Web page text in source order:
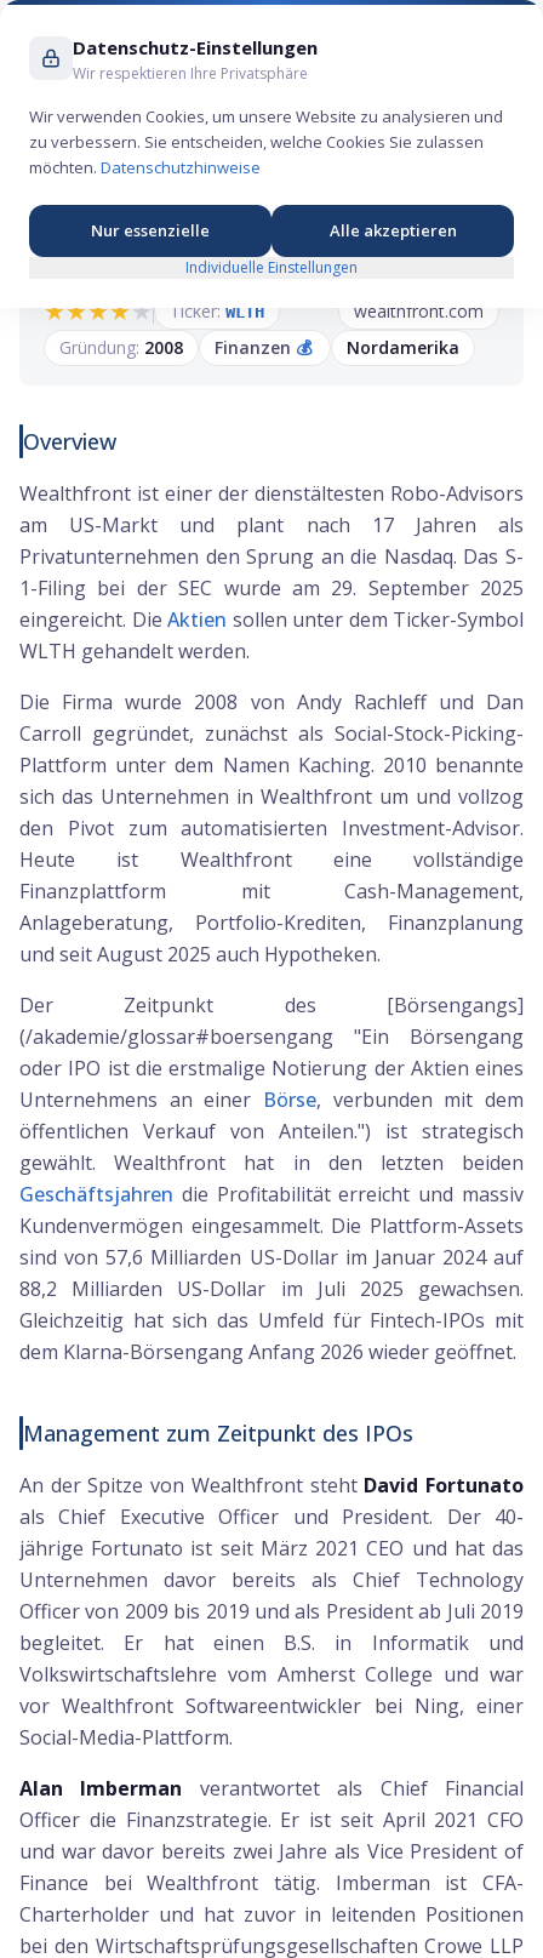
Suche ...
Wealthfront IPO: Robo-Advisor für Digital
Natives strebt an die Nasdaq
★★★★★ Ticker: WLTH
wealthfront.com
Gründung: 2008 Finanzen 💰 Nordamerika
Overview
Wealthfront ist einer der dienstältesten Robo-Advisors
am US-Markt und plant nach 17 Jahren als
Privatunternehmen den Sprung an die Nasdaq. Das S-
1-Filing bei der SEC wurde am 29. September 2025
eingereicht. Die Aktien sollen unter dem Ticker-Symbol
WLTH gehandelt werden.
Die Firma wurde 2008 von Andy Rachleff und Dan
Carroll gegründet, zunächst als Social-Stock-Picking-
Plattform unter dem Namen Kaching. 2010 benannte
sich das Unternehmen in Wealthfront um und vollzog
den Pivot zum automatisierten Investment-Advisor.
Heute ist Wealthfront eine vollständige
Finanzplattform mit Cash-Management,
Anlageberatung, Portfolio-Krediten, Finanzplanung
und seit August 2025 auch Hypotheken.
Der Zeitpunkt des [Börsengangs]
(/akademie/glossar#boersengang "Ein Börsengang
oder IPO ist die erstmalige Notierung der Aktien eines
Unternehmens an einer Börse, verbunden mit dem
öffentlichen Verkauf von Anteilen.") ist strategisch
gewählt. Wealthfront hat in den letzten beiden
Geschäftsjahren die Profitabilität erreicht und massiv
Kundenvermögen eingesammelt. Die Plattform-Assets
sind von 57,6 Milliarden US-Dollar im Januar 2024 auf
88,2 Milliarden US-Dollar im Juli 2025 gewachsen.
Gleichzeitig hat sich das Umfeld für Fintech-IPOs mit
dem Klarna-Börsengang Anfang 2026 wieder geöffnet.
Management zum Zeitpunkt des IPOs
An der Spitze von Wealthfront steht David Fortunato
als Chief Executive Officer und President. Der 40-
jährige Fortunato ist seit März 2021 CEO und hat das
Unternehmen davor bereits als Chief Technology
Officer von 2009 bis 2019 und als President ab Juli 2019
begleitet. Er hat einen B.S. in Informatik und
Volkswirtschaftslehre vom Amherst College und war
vor Wealthfront Softwareentwickler bei Ning, einer
Social-Media-Plattform.
Alan Imberman verantwortet als Chief Financial
Officer die Finanzstrategie. Er ist seit April 2021 CFO
und war davor bereits zwei Jahre als Vice President of
Finance bei Wealthfront tätig. Imberman ist CFA-
Charterholder und hat zuvor in leitenden Positionen
bei den Wirtschaftsprüfungsgesellschaften Crowe LLP
Datenschutz-Einstellungen
Wir respektieren Ihre Privatsphäre
Wir verwenden Cookies, um unsere Website zu analysieren und
zu verbessern. Sie entscheiden, welche Cookies Sie zulassen
möchten. Datenschutzhinweise
Nur essenzielle Alle akzeptieren
Individuelle Einstellungen